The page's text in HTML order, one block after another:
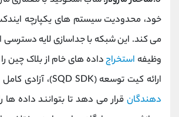
خود، محدودیت سیستم ‌های یکپارچه
می ‌کند. این شبکه با جداسازی لایه دسترسی
وظیفه استخراجداده‌ های خام از بلاک چین را
ارائه کیت توسعه (SQD SDK)، آزادی کامل را در اختیار
‌دهندگان قرار می ‌دهد تا بتوانند داده ‌ها